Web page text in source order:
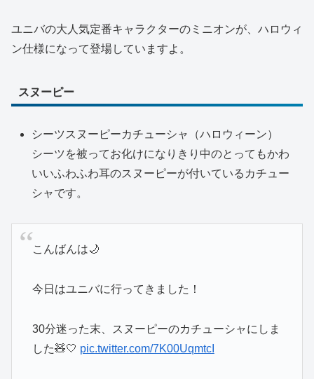
ユニバの大人気定番キャラクターのミニオンが、ハロウィ
ン仕様になって登場していますよ。
スヌーピー
シーツスヌーピーカチューシャ（ハロウィーン）
シーツを被ってお化けになりきり中のとってもかわ
いいふわふわ耳のスヌーピーが付いているカチュー
シャです。
こんばんは🌙
今日はユニバに行ってきました！
30分迷った末、スヌーピーのカチューシャにしま
した🧸🤍 pic.twitter.com/7K00UqmtcI